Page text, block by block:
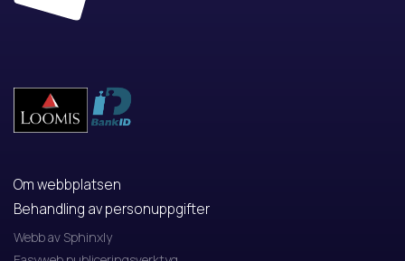
Om webbplatsen
Behandling av personuppgifter
Webb av Sphinxly